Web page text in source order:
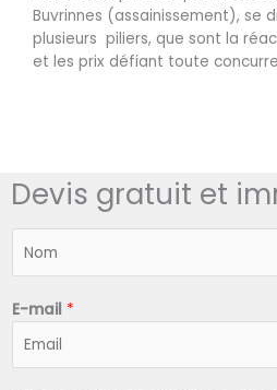
Buvrinnes (assainissement), se
plusieurs piliers, que sont la
et les prix défiant toute
Devis gratuit et
*
E-mail *